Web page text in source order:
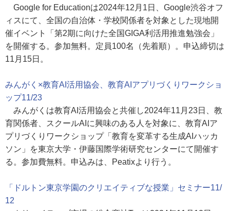
Google for Educationは2024年12月1日、Google渋谷オフ
ィスにて、全国の自治体・学校関係者を対象とした現地開
催イベント「第2期に向けた全国GIGA利活用推進勉強会」
を開催する。参加無料。定員100名（先着順）。申込締切は
11月15日。
みんがく×教育AI活用協会、教育AIアプリづくりワークショ
ップ11/23
みんがくは教育AI活用協会と共催し2024年11月23日、教
育関係者、スクールAIに興味のある人を対象に、教育AIア
プリづくりワークショップ「教育を変革する生成AIハッカ
ソン」を東京大学・伊藤国際学術研究センターにて開催す
る。参加費無料。申込みは、Peatixより行う。
「ドルトン東京学園のクリエイティブな授業」セミナー11/
12